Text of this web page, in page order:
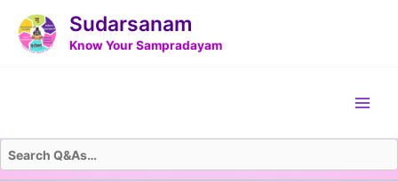
content
Sudarsanam
Know Your Sampradayam
navigation